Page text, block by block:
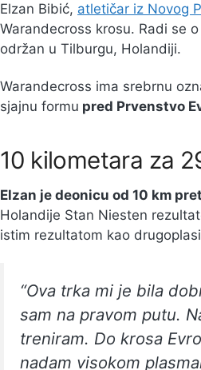
Elzan Bibić, atletičar iz Novog
Warandecross krosu. Radi se
održan u Tilburgu, Holandiji.
Warandecross ima srebrnu
sjajnu formu pred Prvenstvo
10 kilometara za
Elzan je deonicu od 10 km
Holandije Stan Niesten
istim rezultatom kao
“Ova trka mi je bila
sam na pravom putu.
treniram. Do krosa
nadam visokom